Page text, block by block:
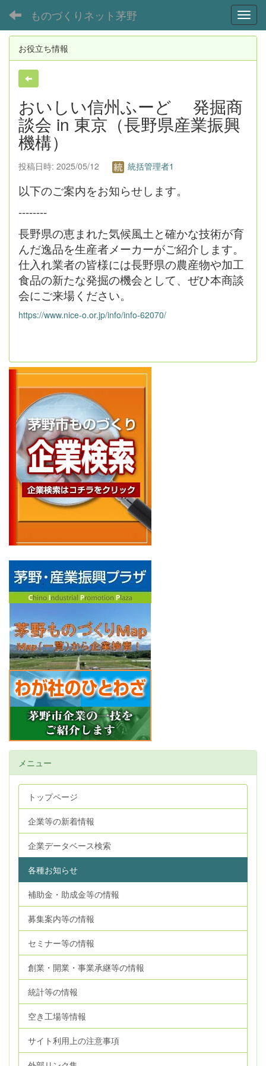
ものづくりネット茅野
お役立ち情報
おいしい信州ふーど 発掘商
談会 in 東京（長野県産業振興
機構）
投稿日時: 2025/05/12 統括管理者1
以下のご案内をお知らせします。
--------
長野県の恵まれた気候風土と確かな技術が育
んだ逸品を生産者メーカーがご紹介します。
仕入れ業者の皆様には長野県の農産物や加工
食品の新たな発掘の機会として、ぜひ本商談
会にご来場ください。
https://www.nice-o.or.jp/info/info-62070/
メニュー
トップページ
企業等の新着情報
企業データベース検索
各種お知らせ
補助金・助成金等の情報
募集案内等の情報
セミナー等の情報
創業・開業・事業承継等の情報
統計等の情報
空き工場等情報
サイト利用上の注意事項